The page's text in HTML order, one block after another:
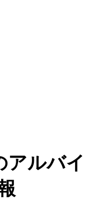
アルバイ